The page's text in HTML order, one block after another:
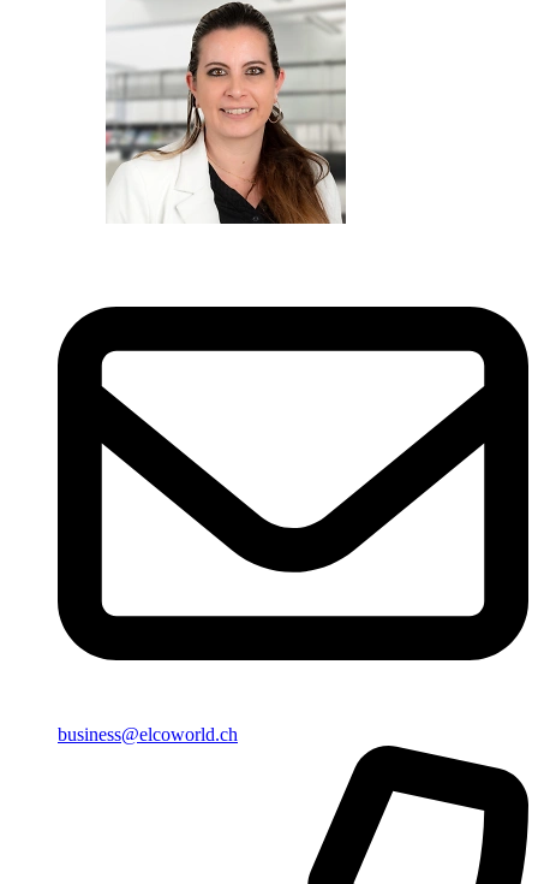
business@elcoworld.ch